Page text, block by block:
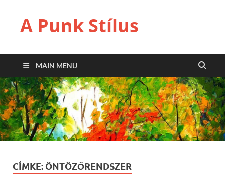
A Punk Stílus
MAIN MENU
CÍMKE: ÖNTÖZŐRENDSZER